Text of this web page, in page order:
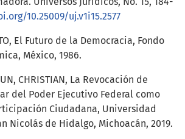
10.25009/uj.v1i15.2577
El Futuro de la Democracia, Fondo
México, 1986.
CHRISTIAN, La Revocación de
del Poder Ejecutivo Federal como
Ciudadana, Universidad
Nicolás de Hidalgo, Michoacán, 2019.